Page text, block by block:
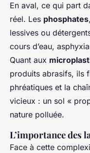
En aval, ce qui part
réel. Les phosphates
lessives ou
cours d’eau,
Quant aux
produits abrasifs, ils
phréatiques et la
vicieux : un sol «
nature polluée.
L’importance des
Face à cette